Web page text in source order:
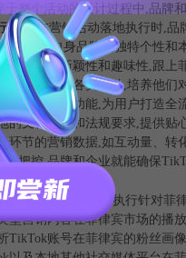
个活动的设计过程中,品牌
要点在营销活动落地执行时,品
,突出自身品牌的独特个性和
的创意新颖性和趣味性,跟上
与粉丝的各类互动,培养他们
的带货功能,为用户打造全
文化特点和法规要求,提供贴
节的营销数据,如互动量、转
控,品牌和企业就能确保
要想更好地策划和执行针对菲
营销内容在菲律宾市场的播
账号在菲律宾的粉丝画